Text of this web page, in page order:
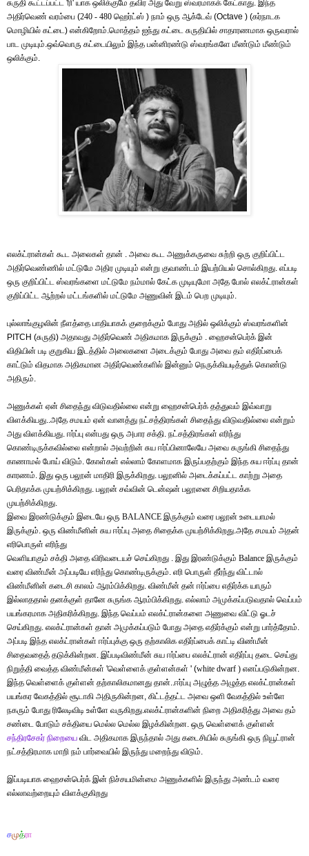
சுருதி கூட்டப்பட்ட 'ரி' யாக ஒலிக்குமே தவிர அது வேறு ஸ்வரமாகக் கேட்காது. இந்த
அதிர்வெண் வரம்பை (240 - 480 ஹெர்ட்ஸ் ) நாம் ஒரு ஆக்டேவ் (Octave ) (கர்நாடக
மொழியில் கட்டை) என்கிறோம்.மொத்தம் ஐந்து கட்டை சுருதியில் சாதாரணமாக ஒருவரால்
பாட முடியும்.ஒவ்வொரு கட்டையிலும் இந்த பன்னிரண்டு ஸ்வரங்களே மீண்டும் மீண்டும்
ஒலிக்கும்.
எலக்ட்ரான்கள் கூட அலைகள் தான் . அவை கூட அணுக்கருவை சுற்றி ஒரு குறிப்பிட்ட
அதிர்வெண்ணில் மட்டுமே அதிர முடியும் என்று குவாண்டம் இயற்பியல் சொல்கிறது. எப்படி
ஒரு குறிப்பிட்ட ஸ்வரங்களை மட்டுமே நம்மால் கேட்க முடியுமோ அதே போல் எலக்ட்ரான்கள்
குறிப்பிட்ட ஆற்றல் மட்டங்களில் மட்டுமே அணுவின் இடம் பெற முடியும்.
புல்லாங்குழலின் நீளத்தை பாதியாகக் குறைக்கும் போது அதில் ஒலிக்கும் ஸ்வரங்களின்
PITCH (சுருதி) அதாவது அதிர்வெண் அதிகமாக இருக்கும் . ஹைசன்பெர்க் இன்
விதியின் படி குறுகிய இடத்தில் அலைகளை அடைக்கும் போது அவை தம் எதிர்ப்பைக்
காட்டும் விதமாக அதிகமான அதிர்வெண்களில் இன்னும் நெருக்கியடித்துக் கொண்டு
அதிரும்.
அணுக்கள் ஏன் சிதைந்து விடுவதில்லை என்று ஹைசன்பெர்க் தத்துவம் இவ்வாறு
விளக்கியது..அதே சமயம் ஏன் வானத்து நட்சத்திரங்கள் சிதைந்து விடுவதில்லை என்றும்
அது விளக்கியது. ஈர்ப்பு என்பது ஒரு அபார சக்தி. நட்சத்திரங்கள் எரிந்து
கொண்டிருக்கவில்லை என்றால் அவற்றின் சுய ஈர்ப்பினாலேயே அவை சுருங்கி சிதைந்து
காணாமல் போய் விடும். கோள்கள் எல்லாம் கோளமாக இருப்பதற்கும் இந்த சுய ஈர்ப்பு தான்
காரணம். இது ஒரு பலூன் மாதிரி இருக்கிறது. பலூனில் அடைக்கப்பட்ட காற்று அதை
பெரிதாக்க முயற்சிக்கிறது. பலூன் சவ்வின் டென்ஷன் பலூனை சிறியதாக்க
முயற்சிக்கிறது.
இவை இரண்டுக்கும் இடையே ஒரு BALANCE இருக்கும் வரை பலூன் உடையாமல்
இருக்கும். ஒரு விண்மீனின் சுய ஈர்ப்பு அதை சிதைக்க முயற்சிக்கிறது.அதே சமயம் அதன்
எரிபொருள் எரிந்து
வெளியாகும் சக்தி அதை விரிவடையச் செய்கிறது . இது இரண்டுக்கும் Balance இருக்கும்
வரை விண்மீன் அப்படியே எரிந்து கொண்டிருக்கும். எரி பொருள் தீர்ந்து விட்டால்
விண்மீனின் கடைசி காலம் ஆரம்பிக்கிறது. விண்மீன் தன் ஈர்ப்பை எதிர்க்க யாரும்
இல்லாததால் தனக்குள் தானே சுருங்க ஆரம்பிக்கிறது. எல்லாம் அமுக்கப்படுவதால் வெப்பம்
பயங்கரமாக அதிகரிக்கிறது. இந்த வெப்பம் எலக்ட்ரான்களை அணுவை விட்டு ஓடச்
செய்கிறது. எலக்ட்ரான்கள் தான் அமுக்கப்படும் போது அதை எதிர்க்கும் என்று பார்த்தோம்.
அப்படி இந்த எலக்ட்ரான்கள் ஈர்ப்புக்கு ஒரு தற்காலிக எதிர்ப்பைக் காட்டி விண்மீன்
சிதைவதைத் தடுக்கின்றன. இப்படிவிண்மீன் சுய ஈர்ப்பை எலக்ட்ரான் எதிர்ப்பு தடை செய்து
நிறுத்தி வைத்த விண்மீன்கள் 'வெள்ளைக் குள்ளன்கள் ' (white dwarf ) எனப்படுகின்றன.
இந்த வெள்ளைக் குள்ளன் தற்காலிகமானது தான்..ஈர்ப்பு அழுத்த அழுத்த எலக்ட்ரான்கள்
பயங்கர வேகத்தில் சூடாகி அதிருகின்றன, கிட்டத்தட்ட அவை ஒளி வேகத்தில் உள்ளே
நகரும் போது ரிலேடிவிடி உள்ளே வருகிறது.எலக்ட்ரான்களின் நிறை அதிகரித்து அவை தம்
சண்டை போடும் சக்தியை மெல்ல மெல்ல இழக்கின்றன. ஒரு வெள்ளைக் குள்ளன்
சந்திரசேகர் நிறையை விட அதிகமாக இருந்தால் அது கடைசியில் சுருங்கி ஒரு நியூட்ரான்
நட்சத்திரமாக மாறி நம் பார்வையில் இருந்து மறைந்து விடும்.
இப்படியாக ஹைசன்பெர்க் இன் நிச்சயமின்மை அணுக்களில் இருந்து அண்டம் வரை
எல்லாவற்றையும் விளக்குகிறது
சமுத்ரா